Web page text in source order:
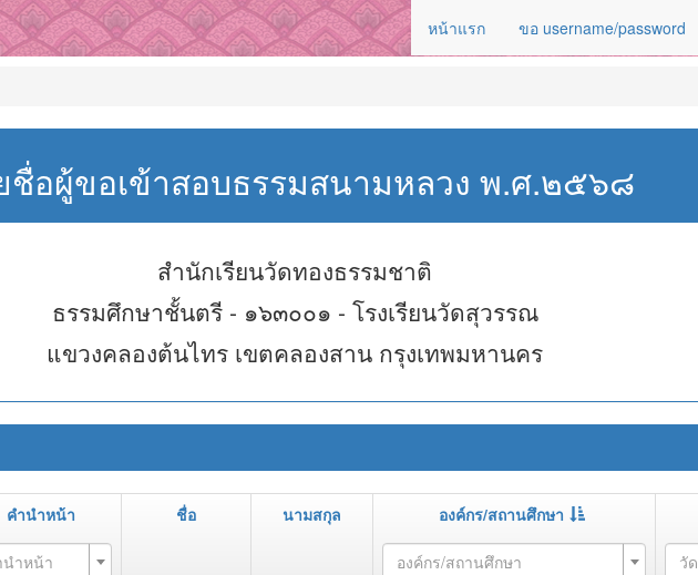
หน้าแรก ขอ username/password
ชื่อผู้ขอเข้าสอบธรรมสนามหลวง พ.ศ.๒๕๖๘
สำนักเรียนวัดทองธรรมชาติ
ธรรมศึกษาชั้นตรี - ๑๖๓๐๐๑ - โรงเรียนวัดสุวรรณ
แขวงคลองต้นไทร เขตคลองสาน กรุงเทพมหานคร
คำนำหน้า ชื่อ นามสกุล องค์กร/สถานศึกษา
นำหน้า องค์กร/สถานศึกษา วัด